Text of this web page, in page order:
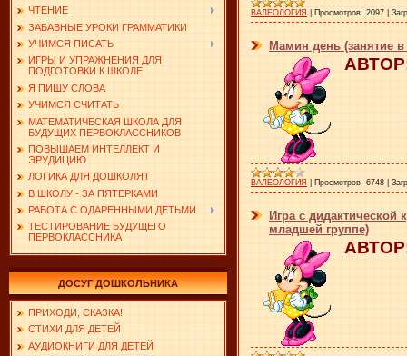
ЧТЕНИЕ
ЗАБАВНЫЕ УРОКИ ГРАММАТИКИ
УЧИМСЯ ПИСАТЬ
ИГРЫ И УПРАЖНЕНИЯ ДЛЯ
ПОДГОТОВКИ К ШКОЛЕ
Я ПИШУ СЛОВА
УЧИМСЯ СЧИТАТЬ
МАТЕМАТИЧЕСКАЯ ШКОЛА ДЛЯ
БУДУЩИХ ПЕРВОКЛАССНИКОВ
ПОВЫШАЕМ ИНТЕЛЛЕКТ И
ЭРУДИЦИЮ
ЛОГИКА ДЛЯ ДОШКОЛЯТ
В ШКОЛУ - ЗА ПЯТЕРКАМИ
РАБОТА С ОДАРЕННЫМИ ДЕТЬМИ
ТЕСТИРОВАНИЕ БУДУЩЕГО
ПЕРВОКЛАССНИКА
ДОСУГ ДОШКОЛЬНИКА
ПРИХОДИ, СКАЗКА!
СТИХИ ДЛЯ ДЕТЕЙ
АУДИОКНИГИ ДЛЯ ДЕТЕЙ
ВАЛЕОЛОГИЯ Просмотров: 2097
Мамин день (занятие
ВАЛЕОЛОГИЯ Просмотров: 6748
Игра с
младшей группе)